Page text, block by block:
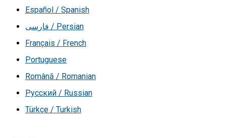
Español / Spanish
فارسی / Persian
Français / French
Portuguese
Română / Romanian
Русский / Russian
Türkçe / Turkish